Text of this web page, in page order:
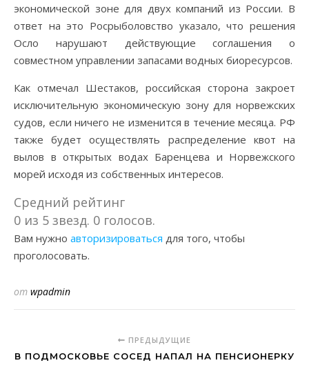
экономической зоне для двух компаний из России. В
ответ на это Росрыболовство указало, что решения
Осло нарушают действующие соглашения о
совместном управлении запасами водных биоресурсов.
Как отмечал Шестаков, российская сторона закроет
исключительную экономическую зону для норвежских
судов, если ничего не изменится в течение месяца. РФ
также будет осуществлять распределение квот на
вылов в открытых водах Баренцева и Норвежского
морей исходя из собственных интересов.
Средний рейтинг
0 из 5 звезд. 0 голосов.
Вам нужно авторизироваться для того, чтобы
проголосовать.
от wpadmin
ПРЕДЫДУЩИЕ
В ПОДМОСКОВЬЕ СОСЕД НАПАЛ НА ПЕНСИОНЕРКУ